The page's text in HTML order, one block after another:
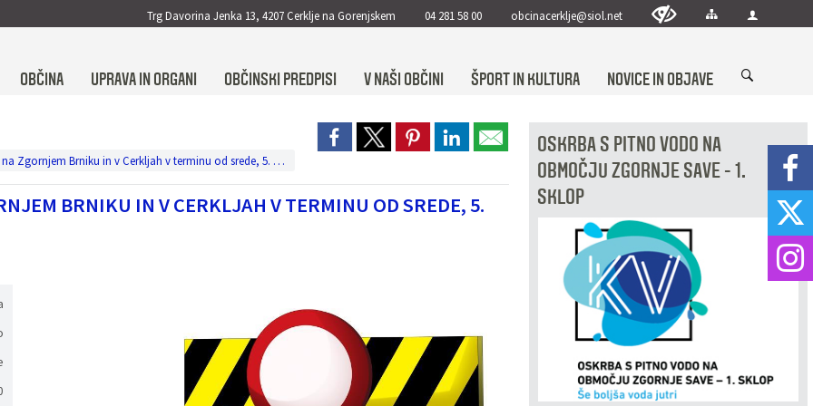
Trg Davorina Jenka 13, 4207 Cerklje na Gorenjskem 04 281 58 00 obcinacerklje@siol.net
OBČINA UPRAVA IN ORGANI OBČINSKI PREDPISI V NAŠI OBČINI ŠPORT IN KULTURA NOVICE IN OBJAVE
Popolne zapore občinskih cest na Zgornjem Brniku in v Cerkljah v terminu od srede, 5. 11. 2025 do petka, 7.11.2025.
BRNIKU IN V CERKLJAH V TERMINU OD SREDE, 5.
OSKRBA S PITNO VODO NA
OBMOČJU ZGORNJE SAVE - 1.
SKLOP